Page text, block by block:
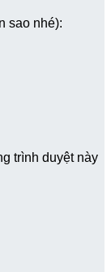
sao nhé):
trình duyệt này